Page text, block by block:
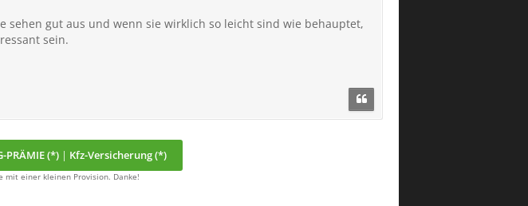
sehen gut aus und wenn sie wirklich so leicht sind wie behauptet,
sein.
PRÄMIE (*) | Kfz-Versicherung (*)
mit einer kleinen Provision. Danke!